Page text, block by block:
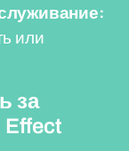
или
за